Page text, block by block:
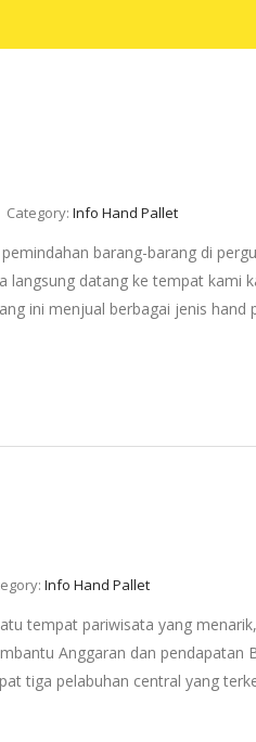
Category: Info Hand Pallet
barang-barang di
langsung datang ke tempat kami
ini menjual berbagai jenis hand
Info Hand Pallet
tempat pariwisata yang
Anggaran dan pendapatan
tiga pelabuhan central yang